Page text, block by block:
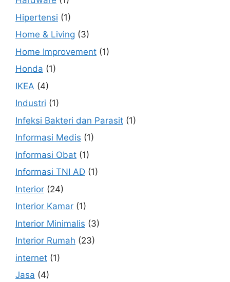
Hipertensi (1)
Home & Living (3)
Home Improvement (1)
Honda (1)
IKEA (4)
Industri (1)
Infeksi Bakteri dan Parasit (1)
Informasi Medis (1)
Informasi Obat (1)
Informasi TNI AD (1)
Interior (24)
Interior Kamar (1)
Interior Minimalis (3)
Interior Rumah (23)
internet (1)
Jasa (4)